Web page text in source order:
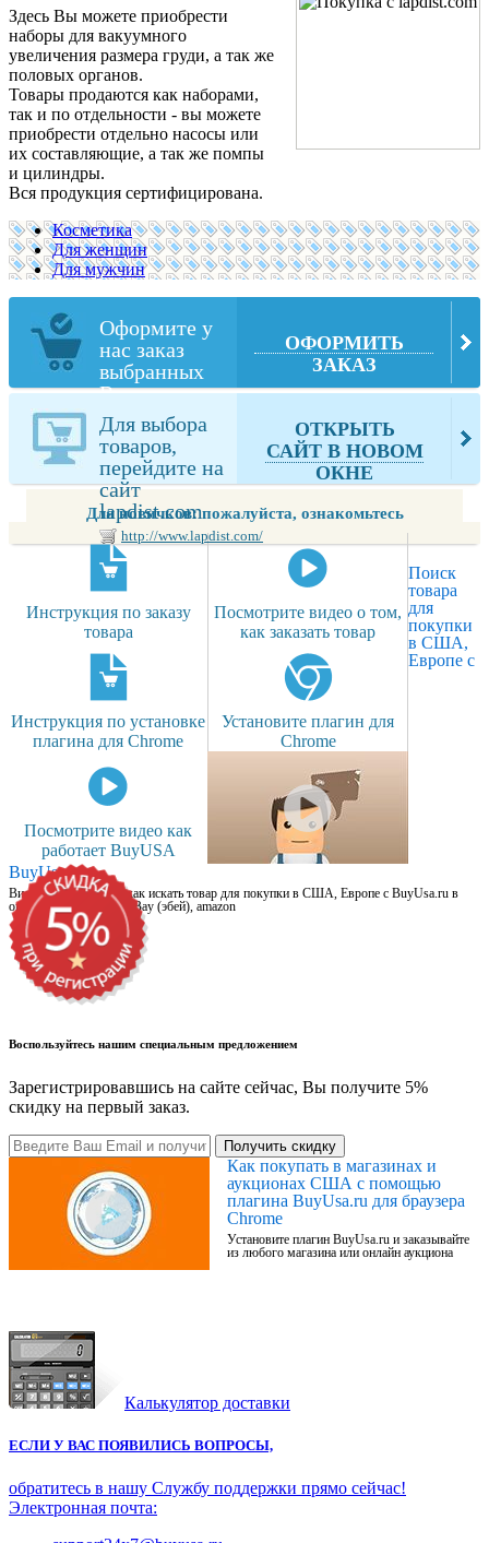
Здесь Вы можете приобрести
наборы для вакуумного
увеличения размера груди, а так же
половых органов.
Товары продаются как наборами,
так и по отдельности - вы можете
приобрести отдельно насосы или
их составляющие, а так же помпы
и цилиндры.
Вся продукция сертифицирована.
Косметика
Для женщин
Для мужчин
Оформите у
нас заказ
выбранных
Вами товаров
из lapdist.com
ОФОРМИТЬ
ЗАКАЗ
Для выбора
товаров,
перейдите на
сайт
lapdist.com
http://www.lapdist.com/
ОТКРЫТЬ
САЙТ В НОВОМ
ОКНЕ
Для новичков: пожалуйста, ознакомьтесь
Инструкция по заказу
товара
Посмотрите видео о том,
как заказать товар
Инструкция по установке
плагина для Chrome
Установите плагин для
Chrome
Посмотрите видео как
работает BuyUSA
Поиск
товара
для
покупки
в США,
Европе с
BuyUsa.ru
Видео для новичков: как искать товар для покупки в США, Европе с BuyUsa.ru в
онлайн магазинах, на eBay (эбей), amazon
Воспользуйтесь нашим специальным предложением
Зарегистрировавшись на сайте сейчас, Вы получите 5%
скидку на первый заказ.
Получить скидку
Как покупать в магазинах и
аукционах США с помощью
плагина BuyUsa.ru для браузера
Chrome
Установите плагин BuyUsa.ru и заказывайте
из любого магазина или онлайн аукциона
Калькулятор доставки
ЕСЛИ У ВАС ПОЯВИЛИСЬ ВОПРОСЫ,
обратитесь в нашу Службу поддержки прямо сейчас!
Электронная почта: